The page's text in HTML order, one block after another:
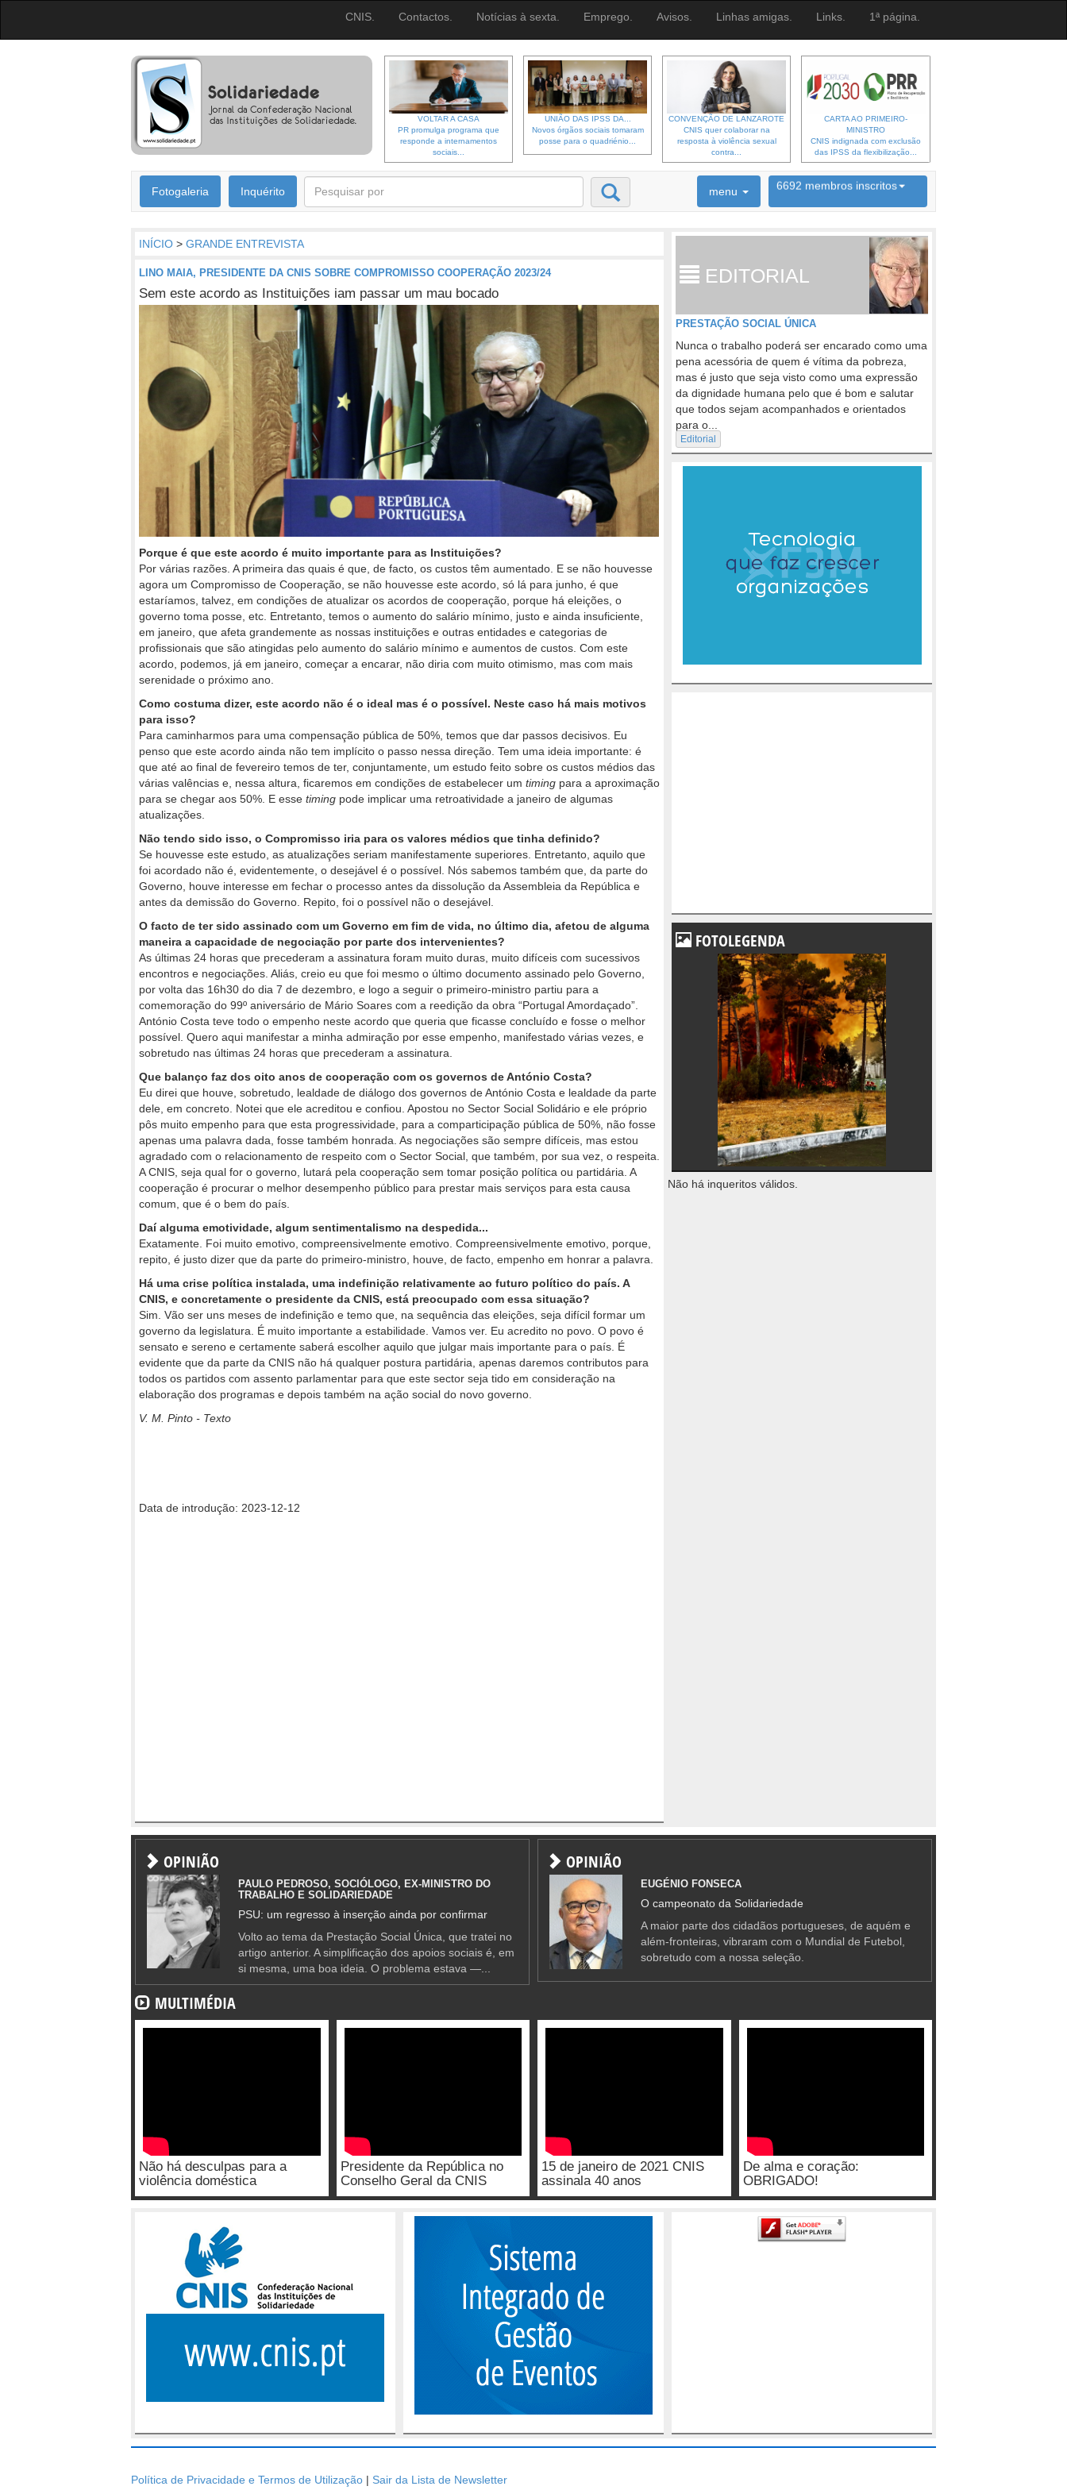
CNIS. Contactos. Notícias à sexta. Emprego. Avisos. Linhas amigas. Links. 1ª página.
VOLTAR A CASA
PR promulga programa que
responde a internamentos
sociais...
UNIÃO DAS IPSS DA...
Novos órgãos sociais tomaram
posse para o quadriénio...
CONVENÇÃO DE LANZAROTE
CNIS quer colaborar na
resposta à violência sexual
contra...
CARTA AO PRIMEIRO-
MINISTRO
CNIS indignada com exclusão
das IPSS da flexibilização...
Fotogaleria Inquérito menu 6692 membros inscritos
INÍCIO > GRANDE ENTREVISTA
LINO MAIA, PRESIDENTE DA CNIS SOBRE COMPROMISSO COOPERAÇÃO 2023/24
Sem este acordo as Instituições iam passar um mau bocado
Porque é que este acordo é muito importante para as Instituições?
Por várias razões. A primeira das quais é que, de facto, os custos têm aumentado. E se não houvesse
agora um Compromisso de Cooperação, se não houvesse este acordo, só lá para junho, é que
estaríamos, talvez, em condições de atualizar os acordos de cooperação, porque há eleições, o
governo toma posse, etc. Entretanto, temos o aumento do salário mínimo, justo e ainda insuficiente,
em janeiro, que afeta grandemente as nossas instituições e outras entidades e categorias de
profissionais que são atingidas pelo aumento do salário mínimo e aumentos de custos. Com este
acordo, podemos, já em janeiro, começar a encarar, não diria com muito otimismo, mas com mais
serenidade o próximo ano.
Como costuma dizer, este acordo não é o ideal mas é o possível. Neste caso há mais motivos
para isso?
Para caminharmos para uma compensação pública de 50%, temos que dar passos decisivos. Eu
penso que este acordo ainda não tem implícito o passo nessa direção. Tem uma ideia importante: é
que até ao final de fevereiro temos de ter, conjuntamente, um estudo feito sobre os custos médios das
várias valências e, nessa altura, ficaremos em condições de estabelecer um timing para a aproximação
para se chegar aos 50%. E esse timing pode implicar uma retroatividade a janeiro de algumas
atualizações.
Não tendo sido isso, o Compromisso iria para os valores médios que tinha definido?
Se houvesse este estudo, as atualizações seriam manifestamente superiores. Entretanto, aquilo que
foi acordado não é, evidentemente, o desejável é o possível. Nós sabemos também que, da parte do
Governo, houve interesse em fechar o processo antes da dissolução da Assembleia da República e
antes da demissão do Governo. Repito, foi o possível não o desejável.
O facto de ter sido assinado com um Governo em fim de vida, no último dia, afetou de alguma
maneira a capacidade de negociação por parte dos intervenientes?
As últimas 24 horas que precederam a assinatura foram muito duras, muito difíceis com sucessivos
encontros e negociações. Aliás, creio eu que foi mesmo o último documento assinado pelo Governo,
por volta das 16h30 do dia 7 de dezembro, e logo a seguir o primeiro-ministro partiu para a
comemoração do 99º aniversário de Mário Soares com a reedição da obra “Portugal Amordaçado”.
António Costa teve todo o empenho neste acordo que queria que ficasse concluído e fosse o melhor
possível. Quero aqui manifestar a minha admiração por esse empenho, manifestado várias vezes, e
sobretudo nas últimas 24 horas que precederam a assinatura.
Que balanço faz dos oito anos de cooperação com os governos de António Costa?
Eu direi que houve, sobretudo, lealdade de diálogo dos governos de António Costa e lealdade da parte
dele, em concreto. Notei que ele acreditou e confiou. Apostou no Sector Social Solidário e ele próprio
pôs muito empenho para que esta progressividade, para a comparticipação pública de 50%, não fosse
apenas uma palavra dada, fosse também honrada. As negociações são sempre difíceis, mas estou
agradado com o relacionamento de respeito com o Sector Social, que também, por sua vez, o respeita.
A CNIS, seja qual for o governo, lutará pela cooperação sem tomar posição política ou partidária. A
cooperação é procurar o melhor desempenho público para prestar mais serviços para esta causa
comum, que é o bem do país.
Daí alguma emotividade, algum sentimentalismo na despedida...
Exatamente. Foi muito emotivo, compreensivelmente emotivo. Compreensivelmente emotivo, porque,
repito, é justo dizer que da parte do primeiro-ministro, houve, de facto, empenho em honrar a palavra.
Há uma crise política instalada, uma indefinição relativamente ao futuro político do país. A
CNIS, e concretamente o presidente da CNIS, está preocupado com essa situação?
Sim. Vão ser uns meses de indefinição e temo que, na sequência das eleições, seja difícil formar um
governo da legislatura. É muito importante a estabilidade. Vamos ver. Eu acredito no povo. O povo é
sensato e sereno e certamente saberá escolher aquilo que julgar mais importante para o país. É
evidente que da parte da CNIS não há qualquer postura partidária, apenas daremos contributos para
todos os partidos com assento parlamentar para que este sector seja tido em consideração na
elaboração dos programas e depois também na ação social do novo governo.
V. M. Pinto - Texto
Data de introdução: 2023-12-12
EDITORIAL
PRESTAÇÃO SOCIAL ÚNICA
Nunca o trabalho poderá ser encarado como uma
pena acessória de quem é vítima da pobreza,
mas é justo que seja visto como uma expressão
da dignidade humana pelo que é bom e salutar
que todos sejam acompanhados e orientados
para o...
Editorial
FOTOLEGENDA
Não há inqueritos válidos.
OPINIÃO
PAULO PEDROSO, SOCIÓLOGO, EX-MINISTRO DO
TRABALHO E SOLIDARIEDADE
PSU: um regresso à inserção ainda por confirmar
Volto ao tema da Prestação Social Única, que tratei no
artigo anterior. A simplificação dos apoios sociais é, em
si mesma, uma boa ideia. O problema estava —...
OPINIÃO
EUGÉNIO FONSECA
O campeonato da Solidariedade
A maior parte dos cidadãos portugueses, de aquém e
além-fronteiras, vibraram com o Mundial de Futebol,
sobretudo com a nossa seleção.
MULTIMÉDIA
Não há desculpas para a
violência doméstica
Presidente da República no
Conselho Geral da CNIS
15 de janeiro de 2021 CNIS
assinala 40 anos
De alma e coração:
OBRIGADO!
Política de Privacidade e Termos de Utilização | Sair da Lista de Newsletter